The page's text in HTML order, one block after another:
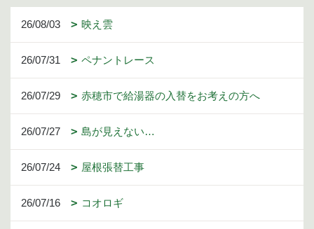
26/08/03 映え雲
26/07/31 ペナントレース
26/07/29 赤穂市で給湯器の入替をお考えの方へ
26/07/27 島が見えない…
26/07/24 屋根張替工事
26/07/16 コオロギ